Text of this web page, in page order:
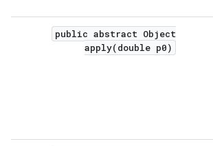
public abstract Object
apply(double p0)